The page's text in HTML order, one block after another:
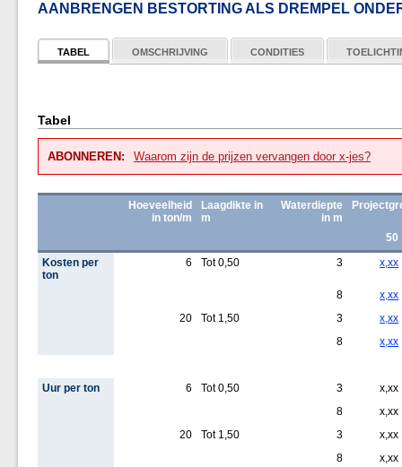
AANBRENGEN BESTORTING ALS DREMPEL
TABEL OMSCHRIJVING CONDITIES
Tabel
ABONNEREN: Waarom zijn de prijzen vervangen door x-jes?
Hoeveelheid
in ton/m
Laagdikte in
m
Waterdiepte
in m
50
Kosten per
ton
6 Tot 0,50 3 x,xx
8
x,xx
20
Tot 1,50 3
x,xx
8
x,xx
Uur per ton 6 Tot 0,50 3
x,xx
8
x,xx
20
Tot 1,50 3
x,xx
8
x,xx